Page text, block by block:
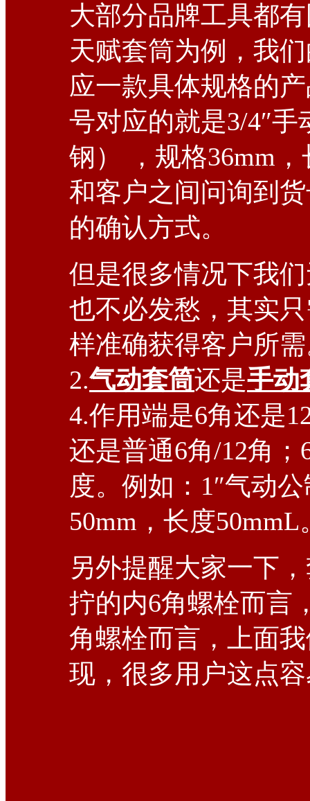
大部分品牌工具都
天赋套筒为例，我
应一款具体规格的
号对应的就是3/4″
钢） ，规格36mm
和客户之间问询到
的确认方式。
但是很多情况下我
也不必发愁，其实
样准确获得客户所
2.气动套筒还是手动
4.作用端是6角还是
还是普通6角/12角
度。例如：1″气动
50mm，长度50mmL
另外提醒大家一下
拧的内6角螺栓而言
角螺栓而言，上面
现，很多用户这点